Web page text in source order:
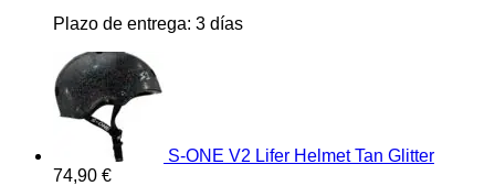
Plazo de entrega: 3 días
S-ONE V2 Lifer Helmet Tan Glitter
74,90 €